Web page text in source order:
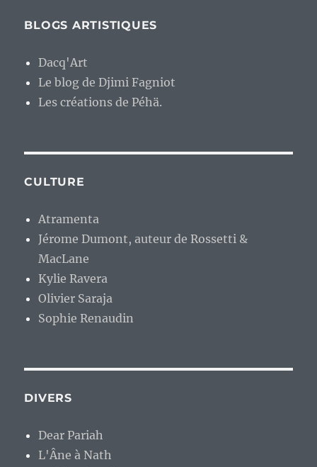
BLOGS ARTISTIQUES
Dacq'Art
Le blog de Djimi Fagniot
Les créations de Péhä.
CULTURE
Atramenta
Jérome Dumont, auteur de Rossetti &
MacLane
Kylie Ravera
Olivier Saraja
Sophie Renaudin
DIVERS
Dear Pariah
L'Âne à Nath